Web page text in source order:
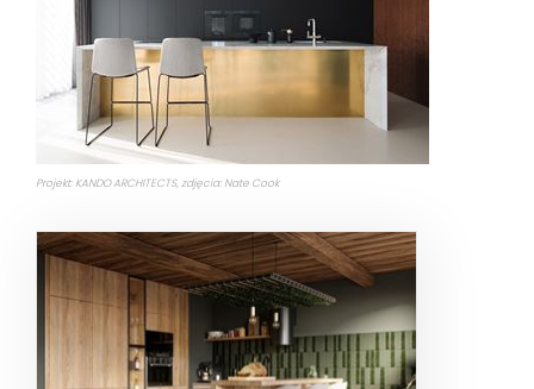
Projekt: KANDO ARCHITECTS, zdjęcia: Nate Cook